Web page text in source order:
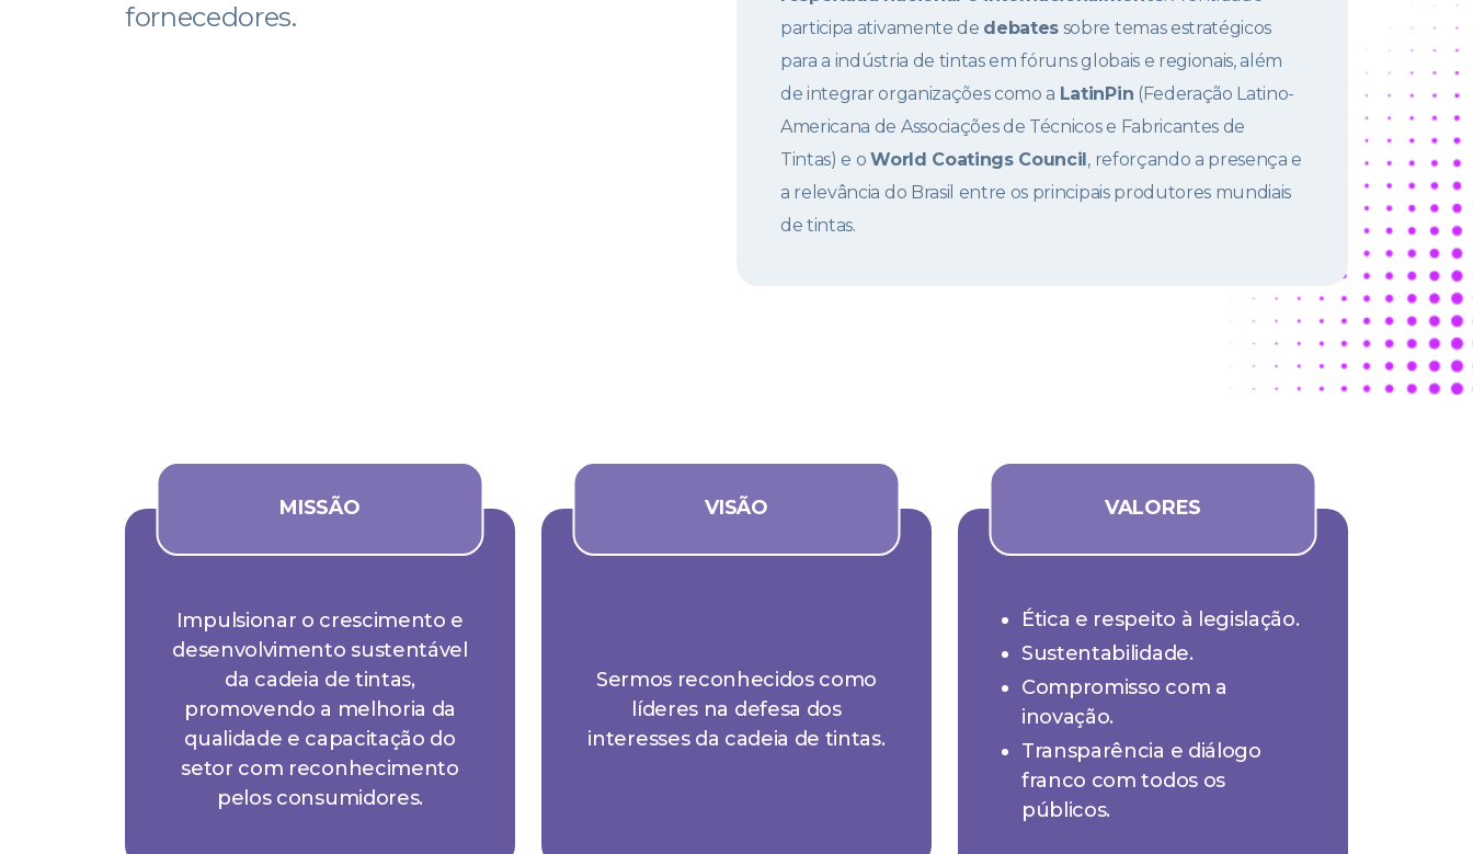
fornecedores.
participa ativamente de debates sobre temas estratégicos
para a indústria de tintas em fóruns globais e regionais, além
de integrar organizações como a LatinPin (Federação Latino-
Americana de Associações de Técnicos e Fabricantes de
Tintas) e oWorld Coatings Council, reforçando a presença e
a relevância do Brasil entre os principais produtores mundiais
de tintas.
MISSÃO
Impulsionar o crescimento e
desenvolvimento sustentável
da cadeia de tintas,
promovendo a melhoria da
qualidade e capacitação do
setor com reconhecimento
pelos consumidores.
VISÃO
Sermos reconhecidos como
líderes na defesa dos
interesses da cadeia de tintas.
VALORES
Ética e respeito à legislação.
Sustentabilidade.
Compromisso com a
inovação.
Transparência e diálogo
franco com todos os
públicos.